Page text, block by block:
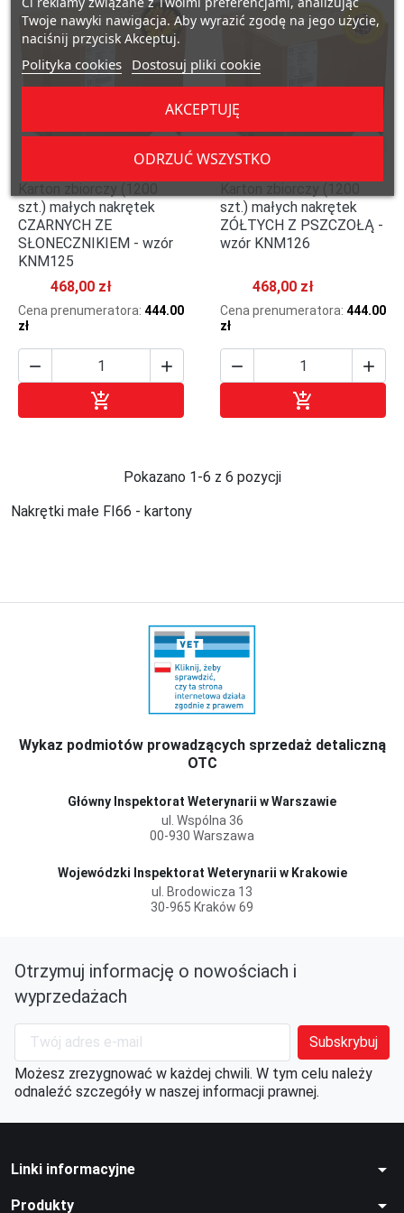
szt.) małych nakrętek
CZARNYCH ZE
SŁONECZNIKIEM - wzór
KNM125
468,00 zł
Cena prenumeratora: 444.00
zł
 

szt.) małych nakrętek
ZÓŁTYCH Z PSZCZOŁĄ -
wzór KNM126
468,00 zł
Cena prenumeratora: 444.00
zł
 

Pokazano 1-6 z 6 pozycji
Nakrętki małe FI66 - kartony
Wykaz podmiotów prowadzących sprzedaż detaliczną
OTC
Główny Inspektorat Weterynarii w Warszawie
ul. Wspólna 36
00-930 Warszawa
Wojewódzki Inspektorat Weterynarii w Krakowie
ul. Brodowicza 13
30-965 Kraków 69
Otrzymuj informację o nowościach i
wyprzedażach
Możesz zrezygnować w każdej chwili. W tym celu należy
odnaleźć szczegóły w naszej informacji prawnej.
Linki informacyjne arrow_drop_down
Produkty arrow_drop_down
Twoje nawyki nawigacja. Aby wyrazić zgodę na jego użycie,
naciśnij przycisk Akceptuj.
Polityka cookies Dostosuj pliki cookie
ODRZUĆ WSZYSTKO
AKCEPTUJĘ